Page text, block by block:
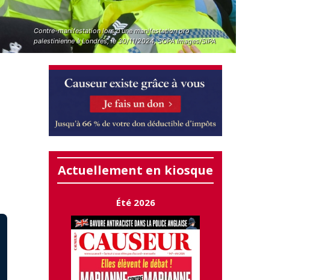
Contre-manifestation lors d'une manifestation pro
palestinienne à Londres, le 30/11/2024, SOPA Images/SIPA
Actuellement en kiosque
Été 2026